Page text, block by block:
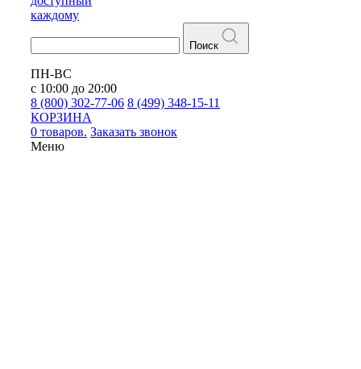
каждому
Поиск
ПН-ВС
с 10:00 до 20:00
8 (800) 302-77-06 8 (499) 348-15-11
КОРЗИНА
0 товаров. Заказать звонок
Меню